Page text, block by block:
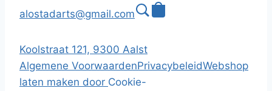
alostadarts@gmail.com
Koolstraat 121, 9300 Aalst
Algemene VoorwaardenPrivacybeleidWebshop
laten maken door Cookie-